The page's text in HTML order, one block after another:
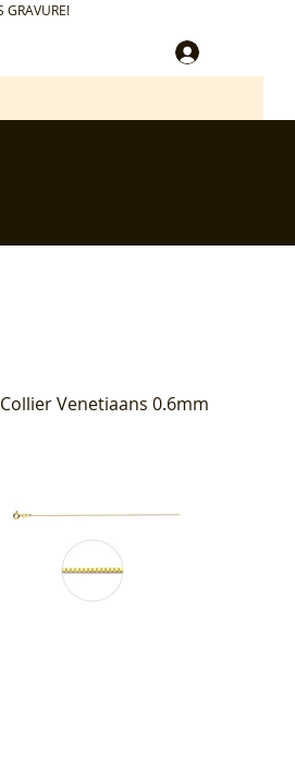
GRAVURE!
Venetiaans 0.6mm